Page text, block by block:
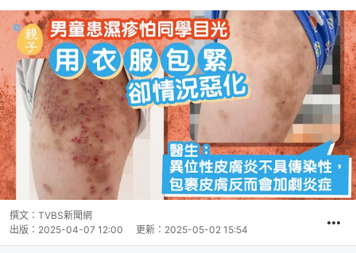
撰文： TVBS新聞網
出版： 2025-04-07 12:00 更新： 2025-05-02 15:54